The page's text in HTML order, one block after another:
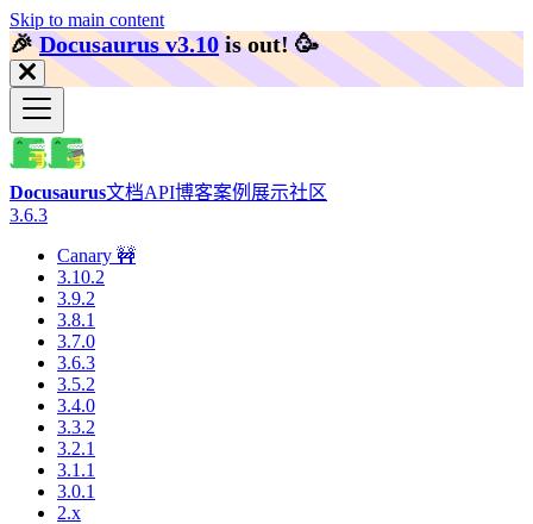
Skip to main content
🎉️Docusaurus v3.10 is out! 🥳️
Docusaurus文档API博客案例展示社区
3.6.3
Canary 🚧
3.10.2
3.9.2
3.8.1
3.7.0
3.6.3
3.5.2
3.4.0
3.3.2
3.2.1
3.1.1
3.0.1
2.x